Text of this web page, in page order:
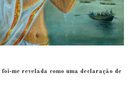
me revelada como uma declaração de